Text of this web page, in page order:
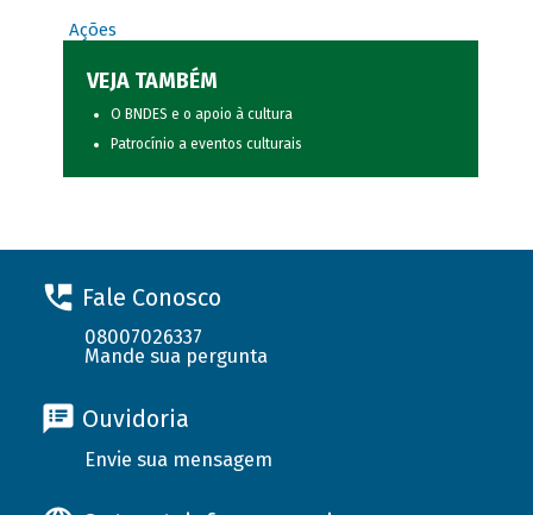
Ações
VEJA TAMBÉM
O BNDES e o apoio à cultura
Patrocínio a eventos culturais
Fale Conosco
08007026337
Mande sua pergunta
Ouvidoria
Envie sua mensagem